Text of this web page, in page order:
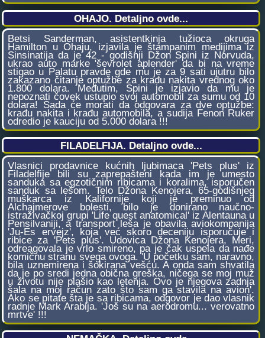
OHAJO. Detaljno ovde...
Betsi Sanderman, asistentkinja tužioca okruga
Hamilton u Ohaju, izjavila je štampanim medijima iz
Sinsinatija da je 42 - godišnji Džon Spini iz Norvuda,
ukrao auto marke 'ševrolet aplender' da bi na vreme
stigao u Palatu pravde gde mu je za 9 sati ujutru bilo
zakazano čitanje optužbe za krađu nakita vrednog oko
1.800 dolara. Međutim, Spini je izjavio da mu je
nepoznati čovek ustupio svoj automobil za sumu od 10
dolara! Sada će morati da odgovara za dve optužbe:
krađu nakita i krađu automobila, a sudija Fenon Ruker
odredio je kauciju od 5.000 dolara !!!
FILADELFIJA. Detaljno ovde...
Vlasnici prodavnice kućnih ljubimaca 'Pets plus' iz
Filadelfije bili su zaprepašteni kada im je umesto
sanduka sa egzotičnim ribicama i koralima, isporučen
sanduk sa lešom. Telo Džona Kenojera, 65-godišnjeg
muškarca iz Kalifornije koji je preminuo od
Alchajmerove bolesti, bilo je donirano naučno-
istraživačkoj grupi 'Life quest anatomical' iz Alentauna u
Pensilvaniji, a transport leša je obavila aviokompanija
'Ju-Es ervejz', koja već skoro deceniju isporučuje i
ribice za 'Pets plus'. Udovica Džona Kenojera, Meri,
odreagovala je vrlo smireno, pa je čak uspela da nađe
komičnu stranu svega ovoga. 'U početku sam, naravno,
bila uznemirena i šokirana vešću. A onda sam shvatila
da je po sredi jedna obična greška, ničega se moj muž
u životu nije plašio kao letenja. Ovo je njegova zadnja
šala na moj račun zato što sam ga stavila na avion'.
Ako se pitate šta je sa ribicama, odgovor je dao vlasnik
radnje Mark Arabija. 'Još su na aerodromu... verovatno
mrtve' !!!